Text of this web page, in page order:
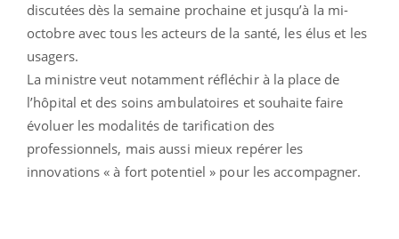
discutées dès la semaine prochaine et jusqu’à la mi-
octobre avec tous les acteurs de la santé, les élus et les
usagers.
La ministre veut notamment réfléchir à la place de
l’hôpital et des soins ambulatoires et souhaite faire
évoluer les modalités de tarification des
professionnels, mais aussi mieux repérer les
innovations « à fort potentiel » pour les accompagner.